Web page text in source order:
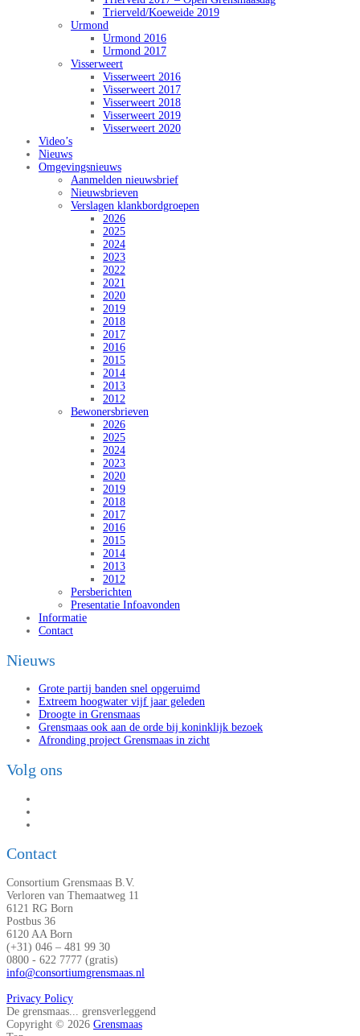
Trierveld/Koeweide 2019
Urmond
Urmond 2016
Urmond 2017
Visserweert
Visserweert 2016
Visserweert 2017
Visserweert 2018
Visserweert 2019
Visserweert 2020
Video’s
Nieuws
Omgevingsnieuws
Aanmelden nieuwsbrief
Nieuwsbrieven
Verslagen klankbordgroepen
2026
2025
2024
2023
2022
2021
2020
2019
2018
2017
2016
2015
2014
2013
2012
Bewonersbrieven
2026
2025
2024
2023
2020
2019
2018
2017
2016
2015
2014
2013
2012
Persberichten
Presentatie Infoavonden
Informatie
Contact
Nieuws
Grote partij banden snel opgeruimd
Extreem hoogwater vijf jaar geleden
Droogte in Grensmaas
Grensmaas ook aan de orde bij koninklijk bezoek
Afronding project Grensmaas in zicht
Volg ons
Contact
Consortium Grensmaas B.V.
Verloren van Themaatweg 11
6121 RG Born
Postbus 36
6120 AA Born
(+31) 046 – 481 99 30
0800 - 622 7777 (gratis)
info@consortiumgrensmaas.nl
Privacy Policy
De grensmaas... grensverleggend
Copyright © 2026 Grensmaas